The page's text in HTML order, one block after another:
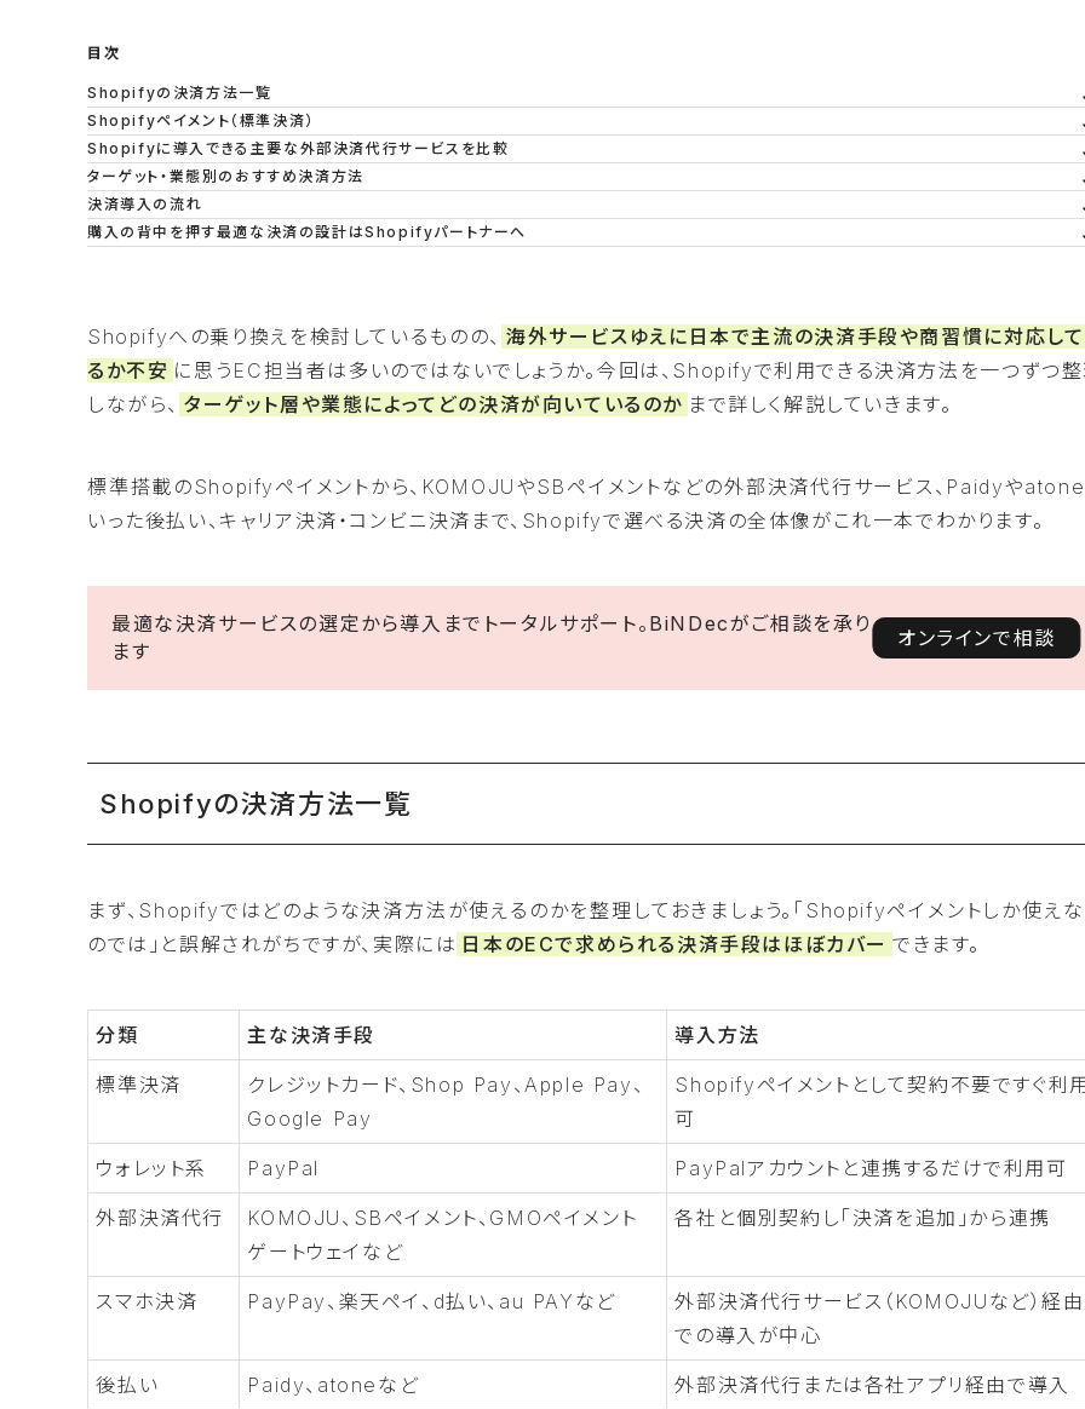
目次
Shopifyの決済方法一覧
Shopifyペイメント（標準決済）
Shopifyに導入できる主要な外部決済代行サービスを比較
ターゲット・業態別のおすすめ決済方法
決済導入の流れ
購入の背中を押す最適な決済の設計はShopifyパートナーへ
Shopifyへの乗り換えを検討しているものの、 海外サービスゆえに日本で主流の決済手段や商習慣に対応し
るか不安 に思うEC担当者は多いのではないでしょうか。今回は、Shopifyで利用できる決済方法を一つずつ
しながら、 ターゲット層や業態によってどの決済が向いているのか まで詳しく解説していきます。
標準搭載のShopifyペイメントから、KOMOJUやSBペイメントなどの外部決済代行サービス、Paidyや
いった後払い、キャリア決済・コンビニ決済まで、Shopifyで選べる決済の全体像がこれ一本でわかります。
最適な決済サービスの選定から導入までトータルサポート。BiNDecがご相談を承り
ます
オンラインで相談
Shopifyの決済方法一覧
まず、Shopifyではどのような決済方法が使えるのかを整理しておきましょう。「Shopifyペイメントしか使え
のでは」と誤解されがちですが、実際には 日本のECで求められる決済手段はほぼカバー できます。
分類 主な決済手段 導入方法
標準決済
クレジットカード、Shop Pay、Apple Pay、
Google Pay
Shopifyペイメントとして契約不要ですぐ利
可
ウォレット系 PayPal PayPalアカウントと連携するだけで利用可
外部決済代行
KOMOJU、SBペイメント、GMOペイメント
ゲートウェイなど
各社と個別契約し「決済を追加」から連携
スマホ決済 PayPay、楽天ペイ、d払い、au PAYなど
外部決済代行サービス（KOMOJUなど）経由
での導入が中心
後払い Paidy、atoneなど 外部決済代行または各社アプリ経由で導入